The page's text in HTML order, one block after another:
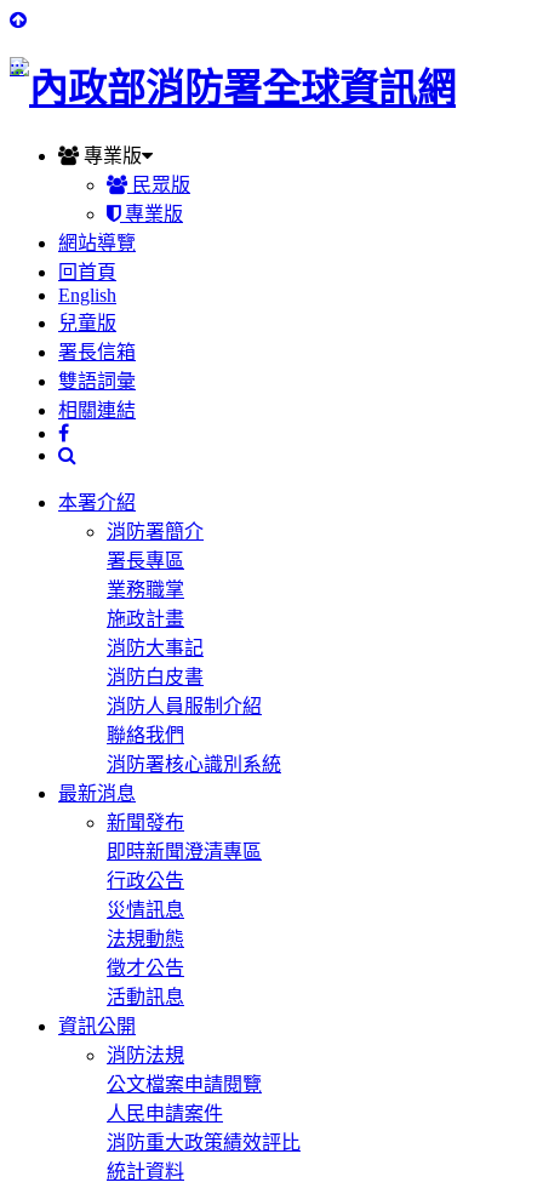
:::
專業版
民眾版
專業版
網站導覽
回首頁
English
兒童版
署長信箱
雙語詞彙
相關連結
本署介紹
消防署簡介
署長專區
業務職掌
施政計畫
消防大事記
消防白皮書
消防人員服制介紹
聯絡我們
消防署核心識別系統
最新消息
新聞發布
即時新聞澄清專區
行政公告
災情訊息
法規動態
徵才公告
活動訊息
資訊公開
消防法規
公文檔案申請閱覽
人民申請案件
消防重大政策績效評比
統計資料